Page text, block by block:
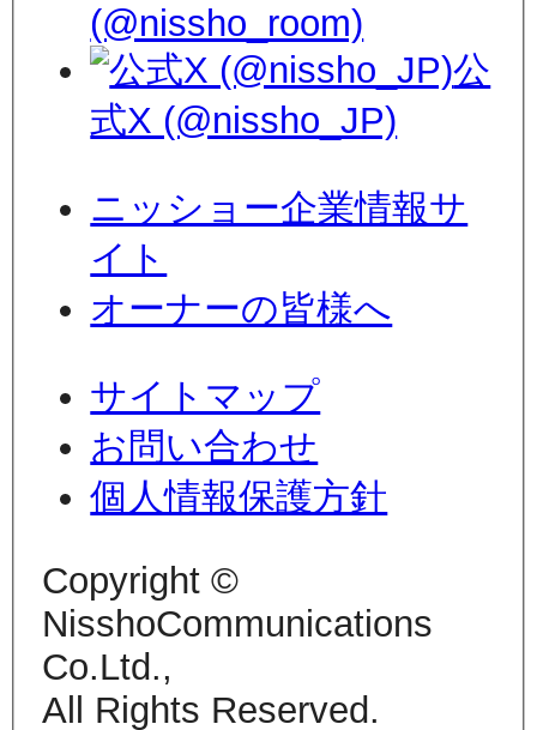
(@nissho_room)
公
式X (@nissho_JP)
ニッショー企業情報サ
イト
オーナーの皆様へ
サイトマップ
お問い合わせ
個人情報保護方針
Copyright ©
NisshoCommunications
Co.Ltd.,
All Rights Reserved.